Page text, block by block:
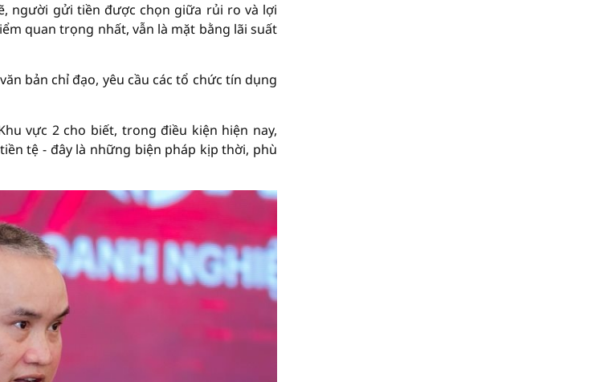
người gửi tiền được chọn giữa rủi ro và lợi
quan trọng nhất, vẫn là mặt bằng lãi suất
bản chỉ đạo, yêu cầu các tổ chức tín dụng
vực 2 cho biết, trong điều kiện hiện nay,
tệ - đây là những biện pháp kịp thời, phù